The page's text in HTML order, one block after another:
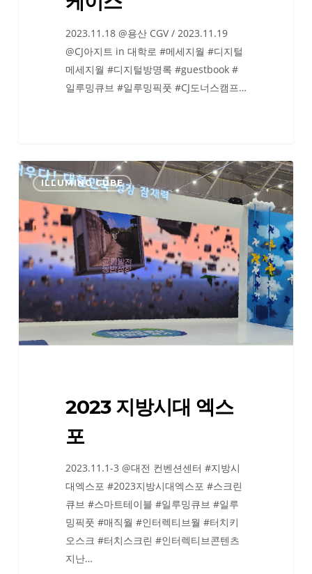
2023.11.18 @용산 CGV / 2023.11.19
@CJ아지트 in 대학로 #메세지월 #디지털
메세지월 #디지털방명록 #guestbook #
일루밍큐브 #일루밍픽풋 #CJ도너스캠프…
2023
방
시
대
엑
스
포
ILLUMING CUBE
2023 지방시대 엑스
포
2023.11.1-3 @대전 컨벤션센터 #지방시
대엑스포 #2023지방시대엑스포 #스크린
큐브 #스마트테이블 #일루밍큐브 #일루
밍픽풋 #매직월 #인터렉티브월 #터치키
오스크 #터치스크린 #인터렉티브콘텐츠
지난…